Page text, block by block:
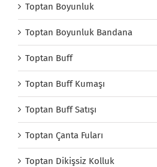
Toptan Boyunluk
Toptan Boyunluk Bandana
Toptan Buff
Toptan Buff Kumaşı
Toptan Buff Satışı
Toptan Çanta Fuları
Toptan Dikişsiz Kolluk